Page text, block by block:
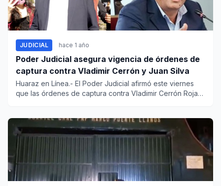
JUDICIAL hace 1 año
Poder Judicial asegura vigencia de órdenes de
captura contra Vladimir Cerrón y Juan Silva
Huaraz en Línea.- El Poder Judicial afirmó este viernes
que las órdenes de captura contra Vladimir Cerrón Rojas